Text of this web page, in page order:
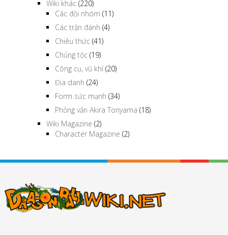
Wiki khác (220)
Các đội nhóm (11)
Các trận đánh (4)
Chiêu thức (41)
Chủng tộc (19)
Công cụ, vũ khí(20)
Địa danh (24)
Form sức mạnh (34)
Phỏng vấn Akira Toriyama (18)
Wiki Magazine (2)
Character Magazine (2)